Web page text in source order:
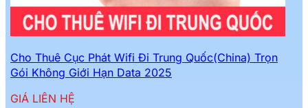
Cho Thuê Cục Phát Wifi Đi Trung Quốc(China) Trọn
Gói Không Giới Hạn Data 2025
GIÁ LIÊN HỆ